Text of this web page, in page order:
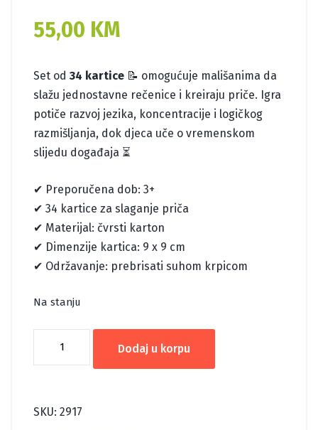
55,00 KM
Set od 34 kartice 📝 omogućuje mališanima da
slažu jednostavne rečenice i kreiraju priče. Igra
potiče razvoj jezika, koncentracije i logičkog
razmišljanja, dok djeca uče o vremenskom
slijedu događaja ⏳
✔ Preporučena dob: 3+
✔ 34 kartice za slaganje priča
✔ Materijal: čvrsti karton
✔ Dimenzije kartica: 9 x 9 cm
✔ Održavanje: prebrisati suhom krpicom
Na stanju
Dodaj u korpu
SKU: 2917